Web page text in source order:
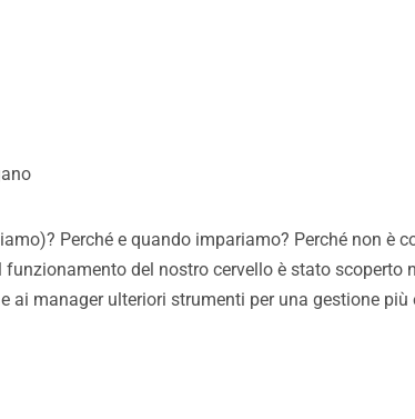
Perché e quando impariamo? Perché non è
del nostro cervello è stato
manager ulteriori strumenti per una gestione più